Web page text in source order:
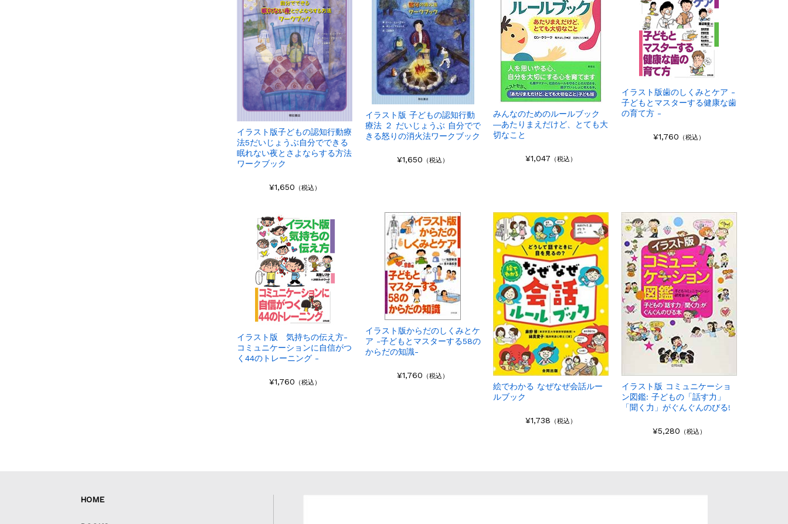
イラスト版子どもの認知行動療
法5だいじょうぶ自分でできる
眠れない夜とさよならする方法
ワークブック
¥1,650 （税込）
イラスト版 子どもの認知行動
療法 ２ だいじょうぶ 自分でで
きる怒りの消火法ワークブック
¥1,650 （税込）
みんなのためのルールブック
―あたりまえだけど、とても大
切なこと
¥1,047 （税込）
イラスト版歯のしくみとケア -
子どもとマスターする健康な歯
の育て方 -
¥1,760 （税込）
イラスト版 気持ちの伝え方-
コミュニケーションに自信がつ
く44のトレーニング -
¥1,760 （税込）
イラスト版からだのしくみとケ
ア -子どもとマスターする58の
からだの知識-
¥1,760 （税込）
絵でわかる なぜなぜ会話ルー
ルブック
¥1,738 （税込）
イラスト版 コミュニケーショ
ン図鑑: 子どもの「話す力」
「聞く力」がぐんぐんのびる!
¥5,280 （税込）
HOME